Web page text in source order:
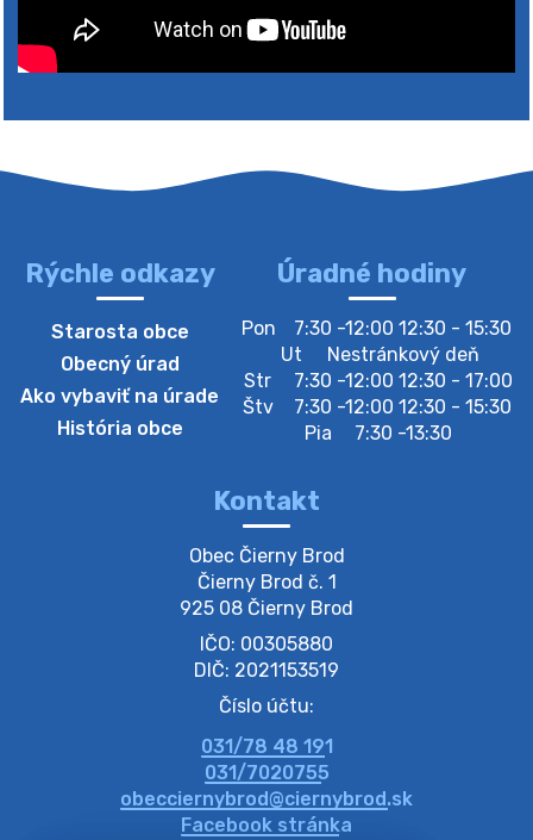
4. augusta 2026 10:05
Zberný dvor-Gyűjtőudvar
Oznamujeme obyvateľom, že v stredu 05. augusta
bude zberný dvor zatvorený. Értesítjük a lakosokat,
hogy szerdán augusztus 05-én a gyűjtőudvar zárva
lesz https://ciernybrod.sk?p=214…
Zber separovaného odpadu plastu-
Szeparált műanya…
Oznamujeme obyvateľom, že v stredu 05. augusta
prebehne zber separovaného odpadu plastu. Prosíme
obyvateľov, aby vrecia s odpadom vyložili pred dom už
večer vopred, nakoľko firma F…
4. augusta 2026 09:51
Oznámenie o plánovanom prerušení dodávky
elektri…
Oznamujeme Vám, že v určitých dňoch bude v
Rýchle odkazy
Starosta obce
Obecný úrad
Ako vybaviť na úrade
História obce
Úradné hodiny
Pon
7:30 -12:00 12:30 - 15:30
Ut
Nestránkový deň
Str
7:30 -12:00 12:30 - 17:00
Štv
7:30 -12:00 12:30 - 15:30
Pia
7:30 -13:30
Kontakt
Obec Čierny Brod
Čierny Brod č. 1
925 08 Čierny Brod
IČO: 00305880
DIČ: 2021153519
Číslo účtu:
031/78 48 191
031/7020755
obecciernybrod@ciernybrod.sk
Facebook stránka